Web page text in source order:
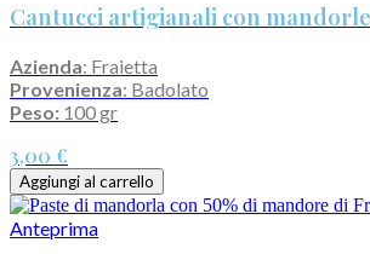
Cantucci artigianali con
Azienda: Fraietta
Provenienza: Badolato
Peso: 100 gr
3,00 €
Aggiungi al carrello
Anteprima